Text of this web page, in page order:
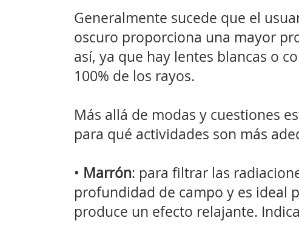
Generalmente sucede que el
oscuro proporciona una mayor
así, ya que hay lentes blancas o
100% de los rayos.
Más allá de modas y cuestiones
para qué actividades son más
• Marrón: para filtrar las
profundidad de campo y es ideal
produce un efecto relajante.